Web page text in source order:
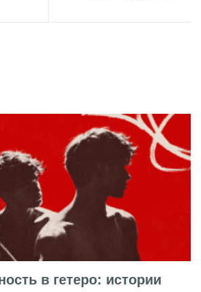
в гетеро: истории